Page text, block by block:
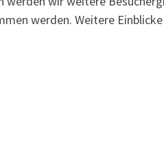
werden. Weitere